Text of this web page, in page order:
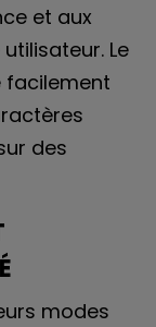
et aux
Le
facilement
des
modes